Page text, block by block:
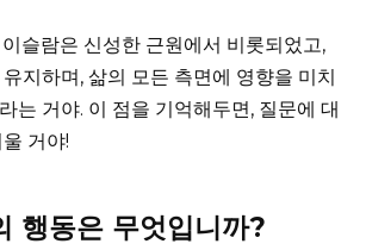
슬람은 신성한 근원에서 비롯되었고,
지하며, 삶의 모든 측면에 영향을 미치
는 거야. 이 점을 기억해두면, 질문에 대
거야!
행동은 무엇입니까?